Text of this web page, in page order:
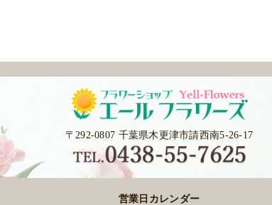
〒292-0807 千葉県木更津市請西南5-26-17
営業日カレンダー